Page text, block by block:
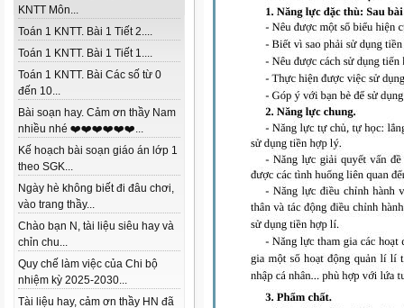
KNTT Môn...
Toán 1 KNTT. Bài 1 Tiết 2....
Toán 1 KNTT. Bài 1 Tiết 1....
Toán 1 KNTT. Bài Các số từ 0
đến 10...
Bài soạn hay. Cảm ơn thầy Nam
nhiều nhé ❤️❤️❤️❤️❤️❤️...
Kế hoạch bài soạn giáo án lớp 1
theo SGK...
Ngày hè không biết đi đâu chơi,
vào trang thầy...
Chào bạn N, tài liệu siêu hay và
chỉn chu...
Quy chế làm việc của Chi bộ
nhiệm kỳ 2025-2030...
Tài liệu hay, cảm ơn thầy HN đã